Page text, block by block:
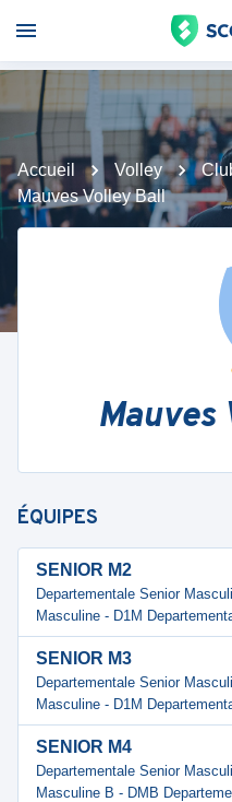
Accueil Volley
Mauves Volley Ball
Mauves
ÉQUIPES
SENIOR M2
Departementale Senior
Masculine - D1M
SENIOR M3
Departementale Senior
Masculine - D1M
SENIOR M4
Departementale Senior
Masculine B - DMB